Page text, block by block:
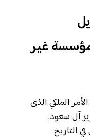
غير
الملكي الذي
آل سعود.
التاريخ